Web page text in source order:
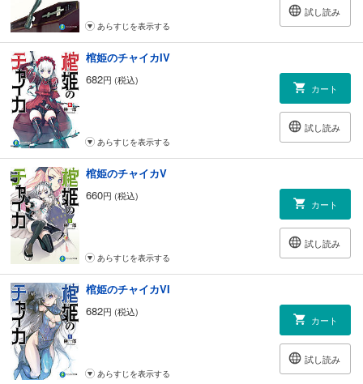
試し読み
あらすじを表示する
棺姫のチャイカIV
682円 (税込)
カート
試し読み
あらすじを表示する
棺姫のチャイカV
660円 (税込)
カート
試し読み
あらすじを表示する
棺姫のチャイカVI
682円 (税込)
カート
試し読み
あらすじを表示する